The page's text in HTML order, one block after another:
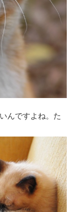
んですよね。た